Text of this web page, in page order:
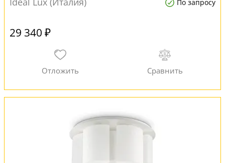
По запросу
29 340 ₽